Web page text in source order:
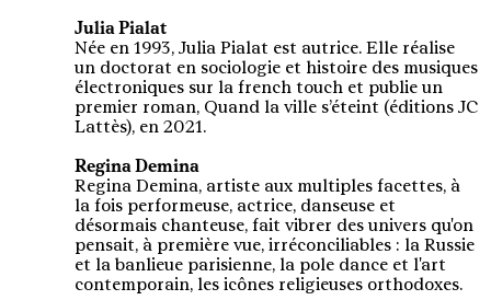
Julia Pialat
Née en 1993, Julia Pialat est autrice. Elle réalise
un doctorat en sociologie et histoire des musiques
électroniques sur la french touch et publie un
premier roman, Quand la ville s’éteint (éditions JC
Lattès), en 2021.
Regina Demina
Regina Demina, artiste aux multiples facettes, à
la fois performeuse, actrice, danseuse et
désormais chanteuse, fait vibrer des univers qu'on
pensait, à première vue, irréconciliables : la Russie
et la banlieue parisienne, la pole dance et l'art
contemporain, les icônes religieuses orthodoxes.